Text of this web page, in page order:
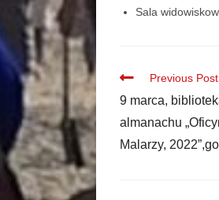
Sala
Previous Post
9 marca,
almanachu
Malarzy,